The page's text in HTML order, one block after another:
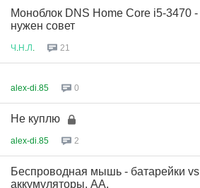
Моноблок DNS Home Core i5-3470 -
нужен совет
Ч Н Л 21
alex-di.85 0
Не куплю
alex-di.85 2
Беспроводная мышь - батарейки vs
аккумуляторы. АА.